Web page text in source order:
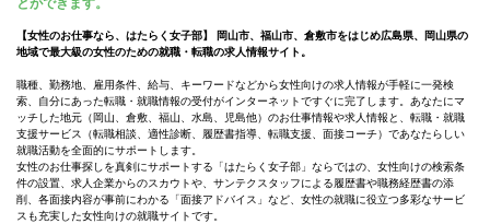
とができます。
【女性のお仕事なら、はたらく女子部】 岡山市、福山市、倉敷市をはじめ広島県、岡山県の
地域で最大級の女性のための就職・転職の求人情報サイト。
職種、勤務地、雇用条件、給与、キーワードなどから女性向けの求人情報が手軽に一発検
索、自分にあった転職・就職情報の受付がインターネットですぐに完了します。あなたにマ
ッチした地元（岡山、倉敷、福山、水島、児島他）のお仕事情報や求人情報と、転職・就職
支援サービス（転職相談、適性診断、履歴書指導、転職支援、面接コーチ）であなたらしい
就職活動を全面的にサポートします。
女性のお仕事探しを真剣にサポートする「はたらく女子部」ならではの、女性向けの検索条
件の設置、求人企業からのスカウトや、サンテクスタッフによる履歴書や職務経歴書の添
削、各面接内容が事前にわかる「面接アドバイス」など、女性の就職に役立つ多彩なサービ
スも充実した女性向けの就職サイトです。